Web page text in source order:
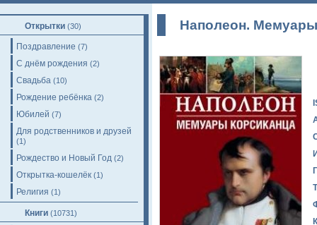
Открытки (30)
Поздравление (7)
С днём рождения (2)
Свадьба (10)
Рождение ребёнка (2)
Юбилей (7)
Для родственников и друзей
(1)
Рождество и Новый Год (2)
Открытка-кошелёк (1)
Религия (1)
Книги (10731)
Наполеон.